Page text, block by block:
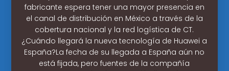
fabricante espera tener una mayor presencia en
el canal de distribución en México a través de la
cobertura nacional y la red logística de CT.
¿Cuándo llegará la nueva tecnología de Huawei a
España?La fecha de su llegada a España aún no
está fijada, pero fuentes de la compañía